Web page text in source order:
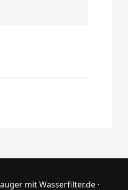
mit Wasserfilter.de ·